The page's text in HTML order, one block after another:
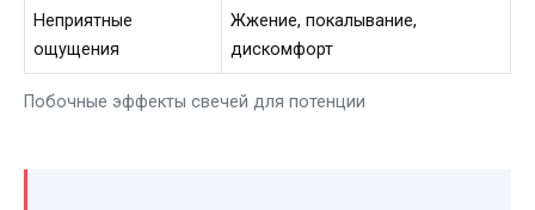
Побочные эффекты свечей для потенции
Неприятные
ощущения
Жжение, покалывание,
дискомфорт